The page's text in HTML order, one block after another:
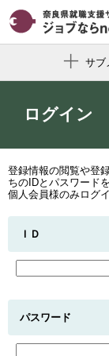
サブ
ログイン
登録情報の閲覧や登
ちのIDとパスワード
個人会員様のみログ
ＩＤ
パスワード